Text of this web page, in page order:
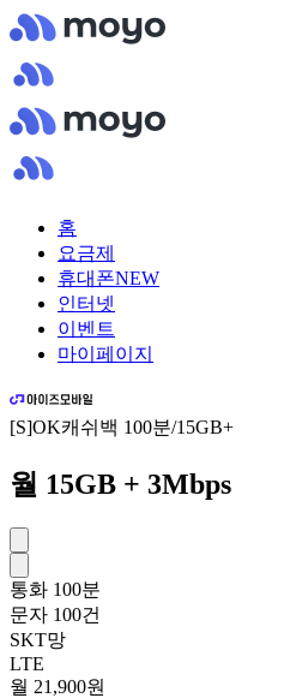
홈
요금제
휴대폰NEW
인터넷
이벤트
마이페이지
[S]OK캐쉬백 100분/15GB+
월 15GB + 3Mbps
통화 100분
문자 100건
SKT망
LTE
월 21,900원